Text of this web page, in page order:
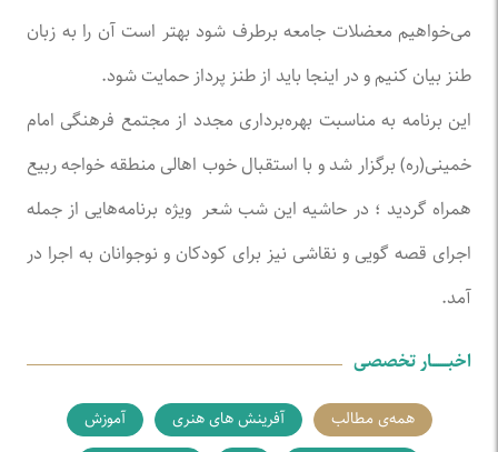
می‌خواهیم معضلات جامعه برطرف شود بهتر است آن را به زبان
طنز بیان کنیم و در اینجا باید از طنز پرداز حمایت شود.
این برنامه به مناسبت بهره‌برداری مجدد از مجتمع فرهنگی امام
خمینی(ره) برگزار شد و با استقبال خوب اهالی منطقه خواجه ربیع
همراه گردید ؛ در حاشیه این شب شعر ویژه برنامه‌هایی از جمله
اجرای قصه گویی و نقاشی نیز برای کودکان و نوجوانان به اجرا در
آمد.
اخبـــــــار تخصصی
همه‌ی مطالب آفرینش های هنری
آموزش